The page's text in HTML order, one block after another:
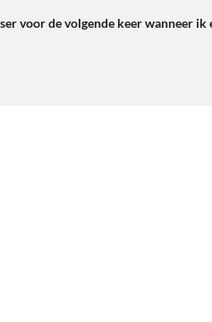
voor de volgende keer wanneer ik